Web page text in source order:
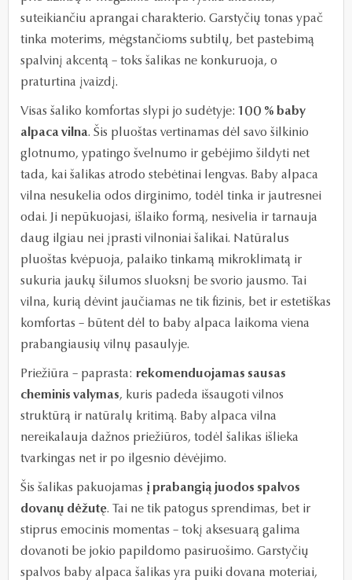
suteikiančiu aprangai charakterio. Garstyčių tonas ypač
tinka moterims, mėgstančioms subtilų, bet pastebimą
spalvinį akcentą – toks šalikas ne konkuruoja, o
praturtina įvaizdį.
Visas šaliko komfortas slypi jo sudėtyje:100 % baby
alpaca vilna. Šis pluoštas vertinamas dėl savo šilkinio
glotnumo, ypatingo švelnumo ir gebėjimo šildyti net
tada, kai šalikas atrodo stebėtinai lengvas. Baby alpaca
vilna nesukelia odos dirginimo, todėl tinka ir jautresnei
odai. Ji nepūkuojasi, išlaiko formą, nesivelia ir tarnauja
daug ilgiau nei įprasti vilnoniai šalikai. Natūralus
pluoštas kvėpuoja, palaiko tinkamą mikroklimatą ir
sukuria jaukų šilumos sluoksnį be svorio jausmo. Tai
vilna, kurią dėvint jaučiamas ne tik fizinis, bet ir estetiškas
komfortas – būtent dėl to baby alpaca laikoma viena
prabangiausių vilnų pasaulyje.
Priežiūra – paprasta: rekomenduojamas sausas
cheminis valymas, kuris padeda išsaugoti vilnos
struktūrą ir natūralų kritimą. Baby alpaca vilna
nereikalauja dažnos priežiūros, todėl šalikas išlieka
tvarkingas net ir po ilgesnio dėvėjimo.
Šis šalikas pakuojamas į prabangią juodos spalvos
dovanų dėžutę. Tai ne tik patogus sprendimas, bet ir
stiprus emocinis momentas – tokį aksesuarą galima
dovanoti be jokio papildomo pasiruošimo. Garstyčių
spalvos baby alpaca šalikas yra puiki dovana moteriai,